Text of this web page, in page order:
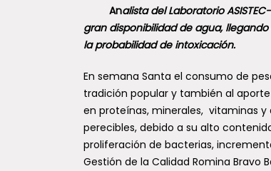
Analista del Laboratorio
gran disponibilidad de agua,
la probabilidad de intoxicación.
En semana Santa el consumo de
tradición popular y también al
en proteínas, minerales, vitaminas y
perecibles, debido a su alto
proliferación de bacterias,
Gestión de la Calidad Romina Bravo